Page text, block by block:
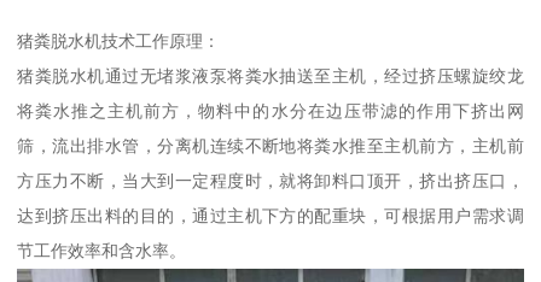
猪粪脱水机技术工作原理：
猪粪脱水机通过无堵浆液泵将粪水抽送至主机，经过挤压螺旋绞龙
将粪水推之主机前方，物料中的水分在边压带滤的作用下挤出网
筛，流出排水管，分离机连续不断地将粪水推至主机前方，主机前
方压力不断，当大到一定程度时，就将卸料口顶开，挤出挤压口，
达到挤压出料的目的，通过主机下方的配重块，可根据用户需求调
节工作效率和含水率。